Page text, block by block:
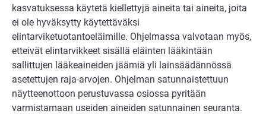
kasvatuksessa käytetä kiellettyjä aineita tai aineita, joita
ei ole hyväksytty käytettäväksi
elintarviketuotantoeläimille. Ohjelmassa valvotaan myös,
etteivät elintarvikkeet sisällä eläinten lääkintään
sallittujen lääkeaineiden jäämiä yli lainsäädännössä
asetettujen raja-arvojen. Ohjelman satunnaistettuun
näytteenottoon perustuvassa osiossa pyritään
varmistamaan useiden aineiden satunnainen seuranta.